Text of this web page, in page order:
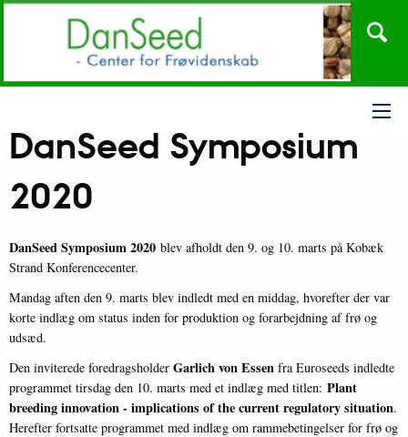
DanSeed Symposium
2020
DanSeed Symposium 2020 blev afholdt den 9. og 10. marts på Kobæk
Strand Konferencecenter.
Mandag aften den 9. marts blev indledt med en middag, hvorefter der var
korte indlæg om status inden for produktion og forarbejdning af frø og
udsæd.
Den inviterede foredragsholder Garlich von Essen fra Euroseeds indledte
programmet tirsdag den 10. marts med et indlæg med titlen: Plant
breeding innovation - implications of the current regulatory situation.
Herefter fortsatte programmet med indlæg om rammebetingelser for frø og